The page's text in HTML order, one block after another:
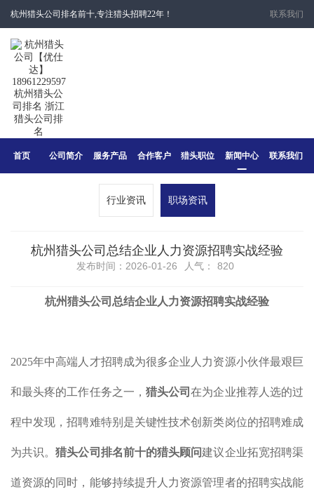
杭州猎头公司排名前十,专注猎头招聘22年！ 联系我们
首页 公司简介 服务产品 合作客户 猎头职位 新闻中心 联系我们
行业资讯 职场资讯
杭州猎头公司总结企业人力资源招聘实战经验
发布时间：2026-01-26 人气： 820
杭州猎头公司总结企业人力资源招聘实战经验
2025年中高端人才招聘成为很多企业人力资源小伙伴最艰巨
和最头疼的工作任务之一， 猎头公司在为企业推荐人选的过
程中发现，招聘难特别是关键性技术创新类岗位的招聘难成
为共识。猎头公司排名前十的猎头顾问建议企业拓宽招聘渠
道资源的同时，能够持续提升人力资源管理者的招聘实战能